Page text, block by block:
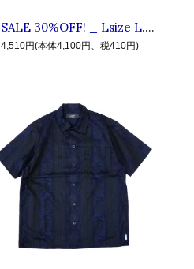
SALE 30%OFF! _ Lsize L.I.F.E #3 HPY ◆ LIVE IN FAB EARTH リブインファブアース : 半袖フォトTシャツ Sumi
4,510円(本体4,100円、税410円)